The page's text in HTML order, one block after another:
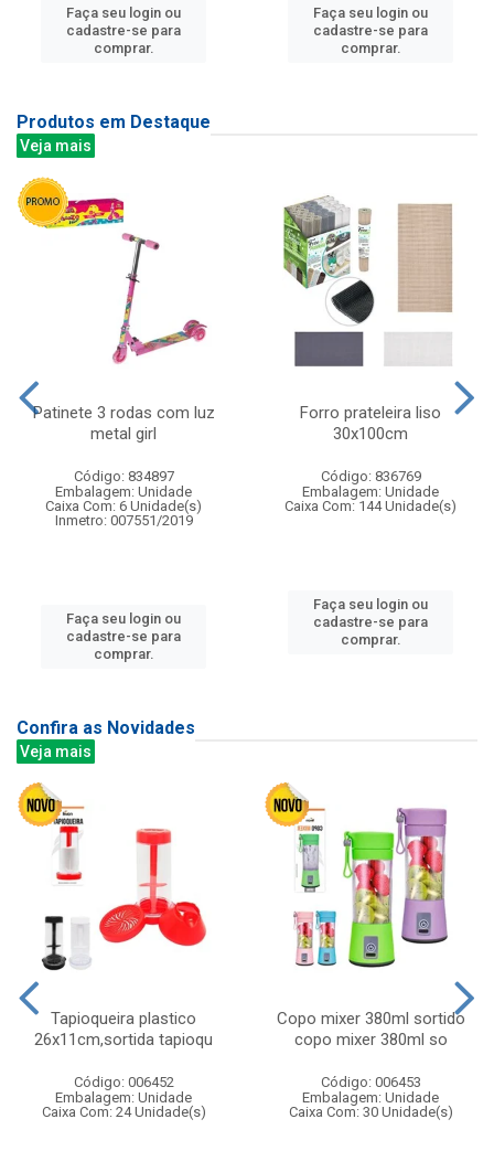
Faça seu login ou
cadastre-se para
comprar.
Faça seu login ou
cadastre-se para
comprar.
Produtos em Destaque
Veja mais
Patinete 3 rodas com luz
metal girl
Código: 834897
Embalagem: Unidade
Caixa Com: 6 Unidade(s)
Inmetro: 007551/2019
Faça seu login ou
cadastre-se para
comprar.
Forro prateleira liso
30x100cm
Código: 836769
Embalagem: Unidade
Caixa Com: 144 Unidade(s)
Faça seu login ou
cadastre-se para
comprar.
Confira as Novidades
Veja mais
Tapioqueira plastico
26x11cm,sortida tapioqu
Código: 006452
Embalagem: Unidade
Caixa Com: 24 Unidade(s)
Copo mixer 380ml sortido
copo mixer 380ml so
Código: 006453
Embalagem: Unidade
Caixa Com: 30 Unidade(s)